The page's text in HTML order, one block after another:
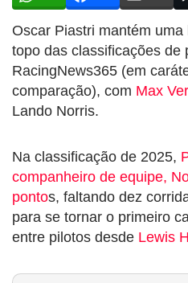
Oscar Piastri mantém
topo das classificações de
RacingNews365 (em
comparação), com Max
Lando Norris.
Na classificação de 2025,
companheiro de equipe,
pontos, faltando dez
para se tornar o primeiro
entre pilotos desde Lewis